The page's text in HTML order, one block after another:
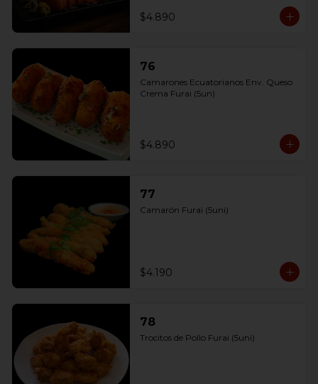
$4.890
76
Camarones Ecuatorianos Env. Queso
Crema Furai (5un)
$4.890
77
Camarón Furai (5uni)
$4.190
78
Trocitos de Pollo Furai (5uni)